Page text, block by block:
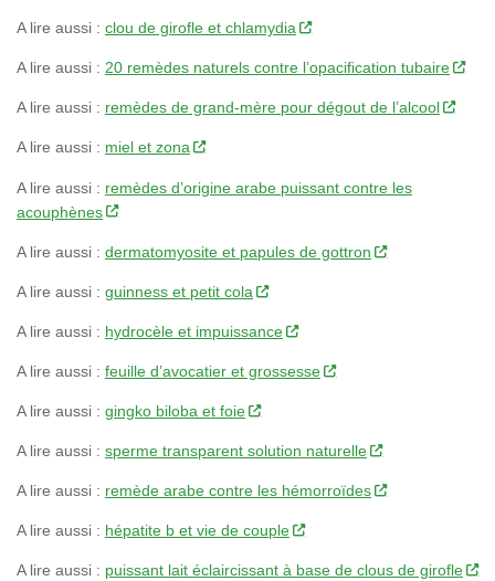
A lire aussi : clou de girofle et chlamydia
A lire aussi : 20 remèdes naturels contre l’opacification tubaire
A lire aussi : remèdes de grand-mère pour dégout de l’alcool
A lire aussi : miel et zona
A lire aussi : remèdes d’origine arabe puissant contre les
acouphènes
A lire aussi : dermatomyosite et papules de gottron
A lire aussi : guinness et petit cola
A lire aussi : hydrocèle et impuissance
A lire aussi : feuille d’avocatier et grossesse
A lire aussi : gingko biloba et foie
A lire aussi : sperme transparent solution naturelle
A lire aussi : remède arabe contre les hémorroïdes
A lire aussi : hépatite b et vie de couple
A lire aussi : puissant lait éclaircissant à base de clous de girofle